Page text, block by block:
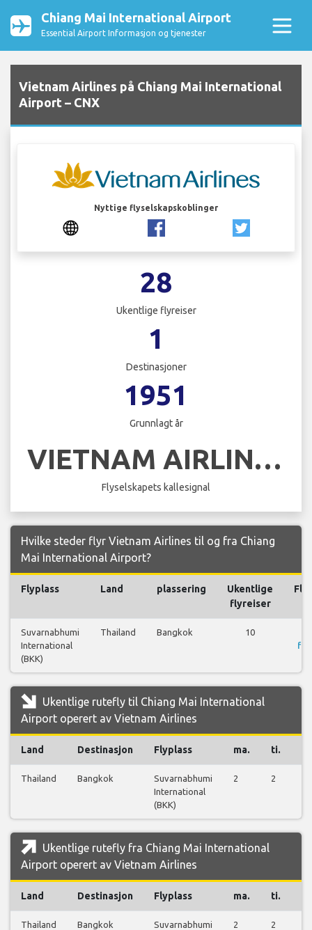
Chiang Mai International Airport
Essential Airport Informasjon og tjenester
Vietnam Airlines på Chiang Mai International
Airport – CNX
Nyttige flyselskapskoblinger
28
Ukentlige flyreiser
1
Destinasjoner
1951
Grunnlagt år
VIETNAM AIRLINES
Flyselskapets kallesignal
Hvilke steder flyr Vietnam Airlines til og fra Chiang
Mai International Airport?
Flyplass Land plassering
Ukentlige
flyreiser
Suvarnabhumi
International
(BKK)
Thailand Bangkok 10
Ukentlige rutefly til Chiang Mai International
Airport operert av Vietnam Airlines
Land Destinasjon Flyplass ma. ti.
Thailand Bangkok
Suvarnabhumi
International
(BKK)
2 2
Ukentlige rutefly fra Chiang Mai International
Airport operert av Vietnam Airlines
Land Destinasjon Flyplass ma. ti.
Thailand Bangkok
Suvarnabhumi
2 2